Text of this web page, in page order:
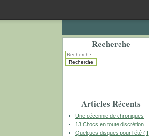
Recherche
Articles Récents
Une décennie de chroniques
13 Chocs en toute discrétion
Quelques disques pour l’été (II)